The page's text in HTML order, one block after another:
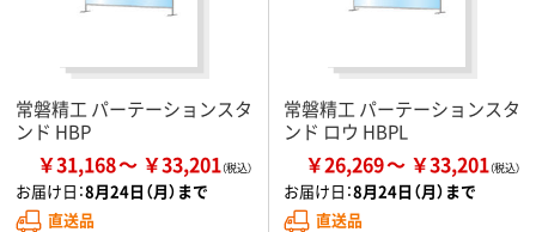
常磐精工 パーテーションスタ
ンド HBP
￥31,168 ￥33,201
お届け日：8月24日（月）まで
直送品
常磐精工 パーテーションスタ
ンド ロウ HBPL
￥26,269 ￥33,201
お届け日：8月24日（月）まで
直送品